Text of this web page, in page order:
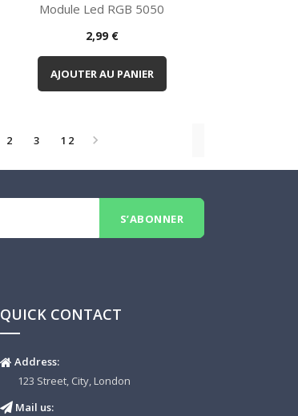
Aperçu rapide
Module Led RGB 5050
Prix
2,99 €
AJOUTER AU PANIER
2 3 12 
QUICK CONTACT
Address:
123 Street, City, London
Mail us: